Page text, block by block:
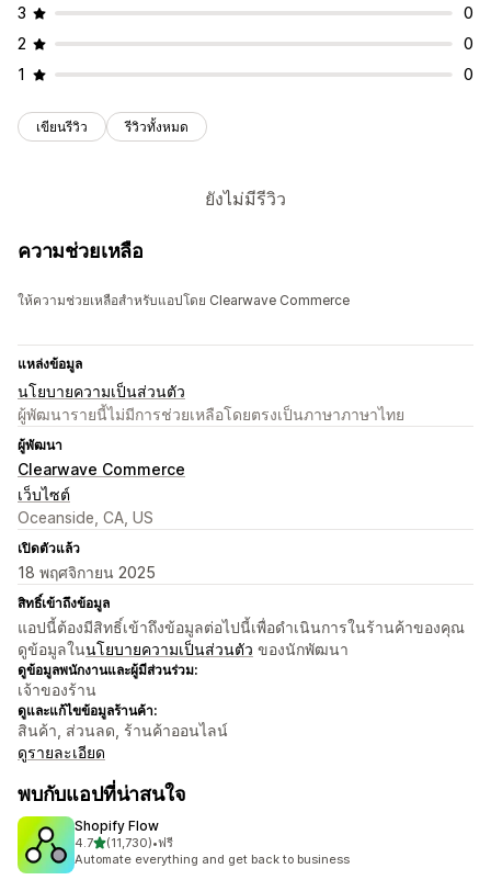
3
0
2
0
1
0
เขียนรีวิว รีวิวทั้งหมด
ยังไม่มีรีวิว
ความช่วยเหลือ
ให้ความช่วยเหลือสำหรับแอปโดย Clearwave Commerce
แหล่งข้อมูล
นโยบายความเป็นส่วนตัว
ผู้พัฒนารายนี้ไม่มีการช่วยเหลือโดยตรงเป็นภาษาภาษาไทย
ผู้พัฒนา
Clearwave Commerce
เว็บไซต์
Oceanside, CA, US
เปิดตัวแล้ว
18 พฤศจิกายน 2025
สิทธิ์เข้าถึงข้อมูล
แอปนี้ต้องมีสิทธิ์เข้าถึงข้อมูลต่อไปนี้เพื่อดำเนินการในร้านค้าของคุณ
ดูข้อมูลในนโยบายความเป็นส่วนตัว ของนักพัฒนา
ดูข้อมูลพนักงานและผู้มีส่วนร่วม:
เจ้าของร้าน
ดูและแก้ไขข้อมูลร้านค้า:
สินค้า, ส่วนลด, ร้านค้าออนไลน์
ดูรายละเอียด
พบกับแอปที่น่าสนใจ
Shopify Flow
4.7เต็ม 5 ดาว
(11,730)
ทั้งหมด 11730 รีวิว
•ฟรี
Automate everything and get back to business